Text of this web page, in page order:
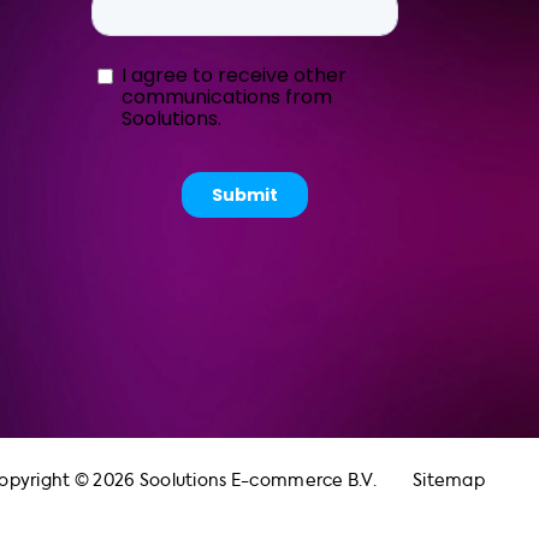
© 2026 Soolutions E-commerce B.V. Sitemap